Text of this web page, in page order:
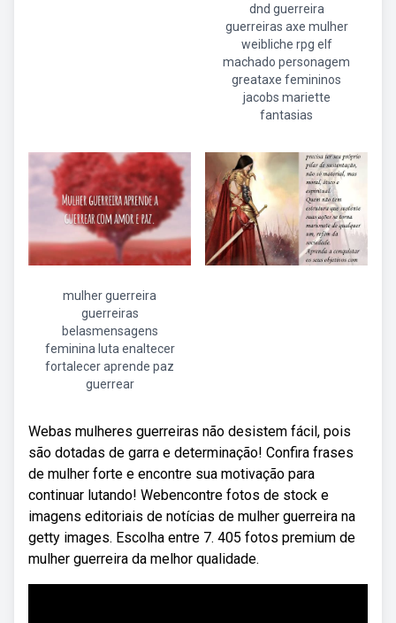
dnd guerreira
guerreiras axe mulher
weibliche rpg elf
machado personagem
greataxe femininos
jacobs mariette
fantasias
mulher guerreira
guerreiras
belasmensagens
feminina luta enaltecer
fortalecer aprende paz
guerrear
Webas mulheres guerreiras não desistem fácil, pois
são dotadas de garra e determinação! Confira frases
de mulher forte e encontre sua motivação para
continuar lutando! Webencontre fotos de stock e
imagens editoriais de notícias de mulher guerreira na
getty images. Escolha entre 7. 405 fotos premium de
mulher guerreira da melhor qualidade.